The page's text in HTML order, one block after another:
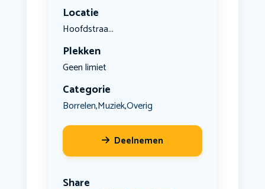
Locatie
Hoofdstraa...
Plekken
Geen limiet
Categorie
Borrelen,Muziek,Overig
Deelnemen
Share